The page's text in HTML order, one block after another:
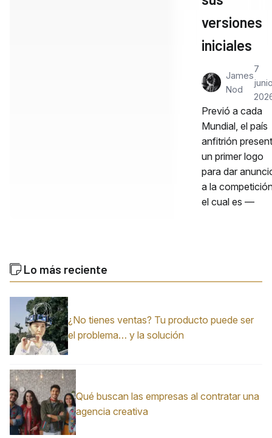
versiones
iniciales
James
Nod
7
Previó a cada
Mundial, el país
anfitrión
un primer logo
para dar
a la
el cual es —
Lo más reciente
¿No tienes ventas? Tu producto puede ser
el problema… y la solución
Qué buscan las empresas al contratar una
agencia creativa